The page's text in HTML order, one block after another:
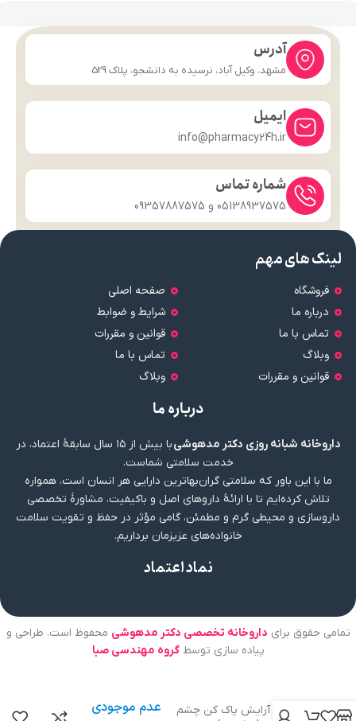
آدرس
مشهد، وکیل آباد، نرسیده به دانشجو، پلاک 529
ایمیل
info@pharmacy24h.ir
شماره تماس
05138937575 و 09357887575
لینک های مهم
فروشگاه
درباره ما
تماس با ما
وبلاگ
قوانین و مقررات
صفحه اصلی
شرایط و ضوابط
قوانین و مقررات
تماس با ما
وبلاگ
درباره ما
داروخانه شبانه روزی دکتر مدهوشی
با بیش از ۱۵ سال سابقهٔ اعتماد، در
خدمت سلامتی شماست.
ما با این باور که سلامتی گران‌بهاترین دارایی هر انسان است، همواره
تلاش کرده‌ایم تا با ارائهٔ داروهای اصل و باکیفیت، مشاورهٔ تخصصی
داروسازی و محیطی گرم و مطمئن، گامی مؤثر در حفظ و تقویت سلامت
خانواده‌های عزیزمان برداریم.
نماد اعتماد
تمامی حقوق برای داروخانه تخصصی دکتر مدهوشی محفوظ است. طراحی و
پیاده سازی توسطگروه مهندسی صبا
محلول آرایش پاک کن چشم
عدم موجودی